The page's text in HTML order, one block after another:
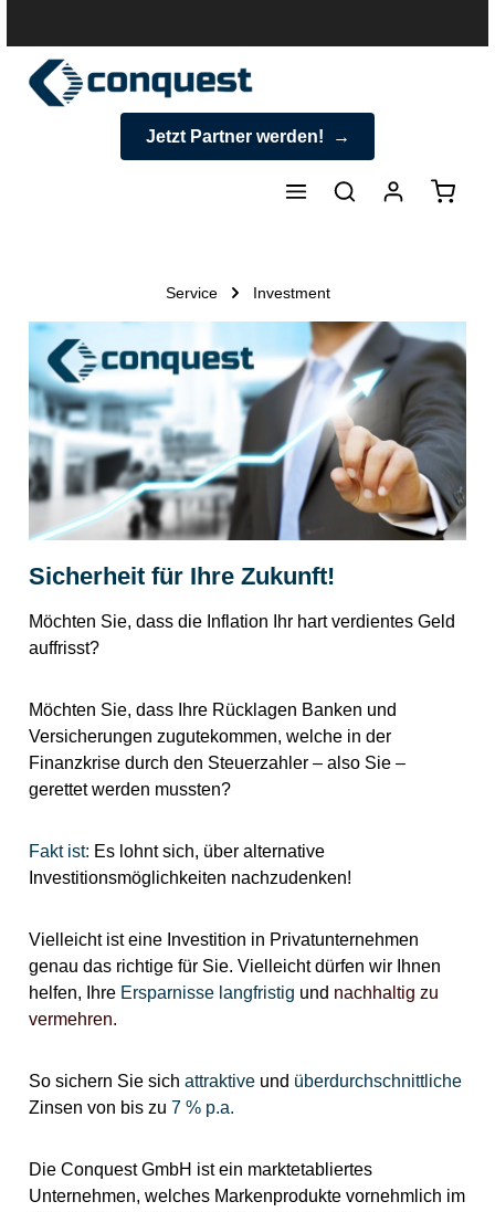
Jetzt Partner werden!
Service Investment
Sicherheit für Ihre Zukunft!
Möchten Sie, dass die Inflation Ihr hart verdientes Geld
auffrisst?
Möchten Sie, dass Ihre Rücklagen Banken und
Versicherungen zugutekommen, welche in der
Finanzkrise durch den Steuerzahler – also Sie –
gerettet werden mussten?
Fakt ist: Es lohnt sich, über alternative
Investitionsmöglichkeiten nachzudenken!
Vielleicht ist eine Investition in Privatunternehmen
genau das richtige für Sie. Vielleicht dürfen wir Ihnen
helfen, Ihre Ersparnisse langfristig und nachhaltig zu
vermehren.
So sichern Sie sich attraktive und überdurchschnittliche
Zinsen von bis zu 7 % p.a.
Die Conquest GmbH ist ein marktetabliertes
Unternehmen, welches Markenprodukte vornehmlich im